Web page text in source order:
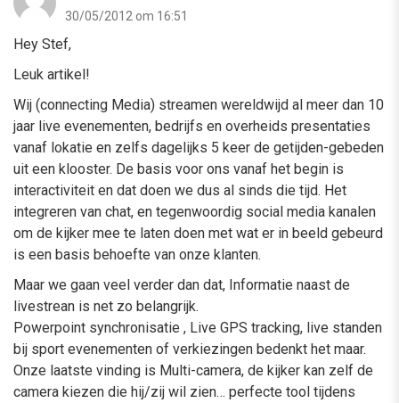
30/05/2012 om 16:51
Hey Stef,
Leuk artikel!
Wij (connecting Media) streamen wereldwijd al meer dan 10
jaar live evenementen, bedrijfs en overheids presentaties
vanaf lokatie en zelfs dagelijks 5 keer de getijden-gebeden
uit een klooster. De basis voor ons vanaf het begin is
interactiviteit en dat doen we dus al sinds die tijd. Het
integreren van chat, en tegenwoordig social media kanalen
om de kijker mee te laten doen met wat er in beeld gebeurd
is een basis behoefte van onze klanten.
Maar we gaan veel verder dan dat, Informatie naast de
livestrean is net zo belangrijk.
Powerpoint synchronisatie , Live GPS tracking, live standen
bij sport evenementen of verkiezingen bedenkt het maar.
Onze laatste vinding is Multi-camera, de kijker kan zelf de
camera kiezen die hij/zij wil zien… perfecte tool tijdens